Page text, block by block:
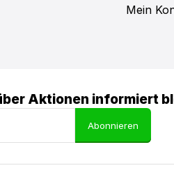
Mein
Aktionen informiert
Abonnieren